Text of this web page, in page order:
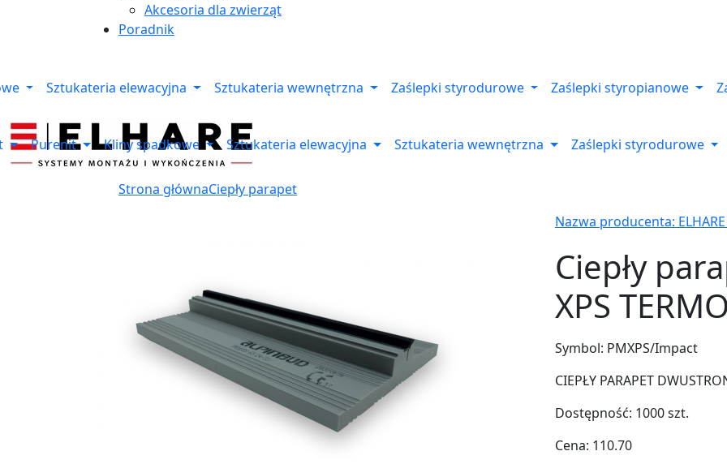
Akcesoria dla zwierząt
Poradnik
Sztukateria elewacyjna Sztukateria wewnętrzna Zaślepki styrodurowe Zaślepki styropianowe
Purenit Kliny spadkowe Sztukateria elewacyjna Sztukateria wewnętrzna Zaślepki styrodurowe
Strona głównaCiepły parapet
Nazwa producenta: ELHARE
Ciepły
XPS
Symbol: PMXPS/Impact
CIEPŁY PARAPET
Dostępność: 1000szt.
Cena: 110.70